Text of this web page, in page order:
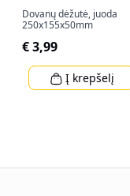
Dovanų dėžutė, juoda
250x155x50mm
€ 3,99
Į krepšelį